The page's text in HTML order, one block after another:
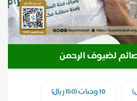
لضيوف الرحمن
10 وجبات (150 ريال)